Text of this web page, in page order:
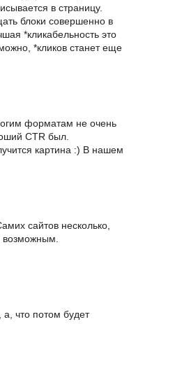
в страницу.
блоки совершенно в
*кликабельность это
*кликов станет еще
форматам не очень
CTR был.
картина :) В нашем
сайтов несколько,
возможным.
что потом будет